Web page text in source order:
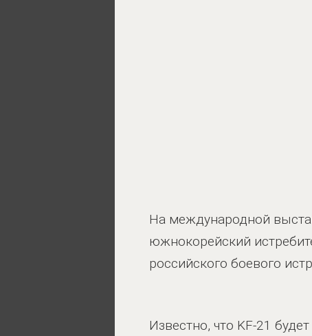
На международной
южнокорейский
российского боевого
Известно, что KF-21